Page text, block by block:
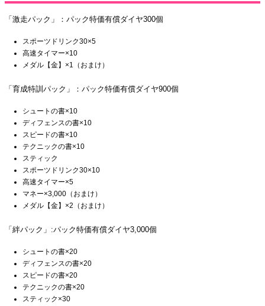
「激走パック」：パック特価有償ダイヤ300個
スポーツドリンク30×5
高速タイマー×10
メダル【金】×1（おまけ）
「育成特訓パック」：パック特価有償ダイヤ900個
シュートの書×10
ディフェンスの書×10
スピードの書×10
テクニックの書×10
スティック
スポーツドリンク30×10
高速タイマー×5
マネー×3,000（おまけ）
メダル【金】×2（おまけ）
「絆パック」:パック特価有償ダイヤ3,000個
シュートの書×20
ディフェンスの書×20
スピードの書×20
テクニックの書×20
スティック×30